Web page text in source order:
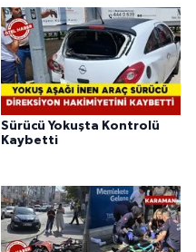
Sürücü Yokuşta Kontrolü
Kaybetti